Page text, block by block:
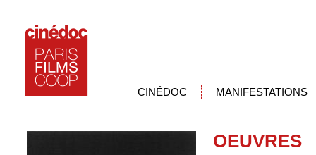
CINÉDOC MANIFESTATIONS
OEUVRES